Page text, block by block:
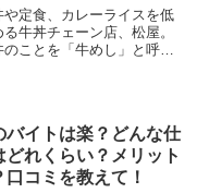
や定食、カレーライスを低
牛丼チェーン店、松屋。
ことを「牛めし」と呼ん
バイトは楽？どんな仕
どれくらい？メリット
コミを教えて！